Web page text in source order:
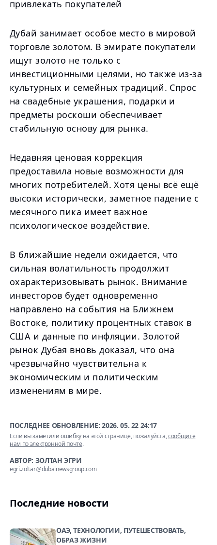
привлекать покупателей
Дубай занимает особое место в мировой
торговле золотом. В эмирате покупатели
ищут золото не только с
инвестиционными целями, но также из-за
культурных и семейных традиций. Спрос
на свадебные украшения, подарки и
предметы роскоши обеспечивает
стабильную основу для рынка.
Недавняя ценовая коррекция
предоставила новые возможности для
многих потребителей. Хотя цены всё ещё
высоки исторически, заметное падение с
месячного пика имеет важное
психологическое воздействие.
В ближайшие недели ожидается, что
сильная волатильность продолжит
охарактеризовывать рынок. Внимание
инвесторов будет одновременно
направлено на события на Ближнем
Востоке, политику процентных ставок в
США и данные по инфляции. Золотой
рынок Дубая вновь доказал, что она
чрезвычайно чувствительна к
экономическим и политическим
изменениям в мире.
ПОСЛЕДНЕЕ ОБНОВЛЕНИЕ:2026. 05. 22 24:17
Если вы заметили ошибку на этой странице, пожалуйста,сообщите
нам по электронной почте.
АВТОР: ЗОЛТАН ЭГРИ
egri.zoltan@dubainewsgroup.com
Последние новости
ОАЭ, ТЕХНОЛОГИИ, ПУТЕШЕСТВОВАТЬ,
ОБРАЗ ЖИЗНИ